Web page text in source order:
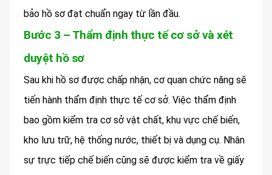
bảo hồ sơ đạt chuẩn ngay từ lần đầu.
Bước 3 – Thẩm định thực tế cơ sở và xét
duyệt hồ sơ
Sau khi hồ sơ được chấp nhận, cơ quan chức năng sẽ
tiến hành thẩm định thực tế cơ sở. Việc thẩm định
bao gồm kiểm tra cơ sở vật chất, khu vực chế biến,
kho lưu trữ, hệ thống nước, thiết bị và dụng cụ. Nhân
sự trực tiếp chế biến cũng sẽ được kiểm tra về giấy